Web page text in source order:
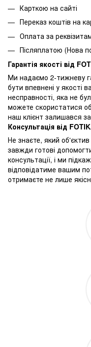
Карткою на сайті
Переказ коштів на
Оплата за
Післяплатою (Нова
Гарантія якості від
Ми надаємо 2-тижневу
бути впевнені у якості
несправності, яка не
можете скористатися
наш клієнт залишався
Консультація від
Не знаєте, який
завжди готові
консультації, і ми
відповідатиме вашим
отримаєте не лише